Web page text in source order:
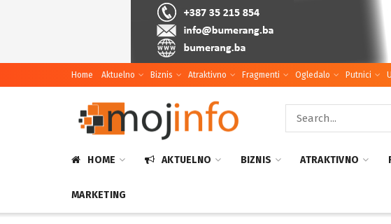
Home Aktuelno Biznis Atraktivno Fragmenti Ogledalo Putnici
HOME AKTUELNO BIZNIS ATRAKTIVNO
MARKETING